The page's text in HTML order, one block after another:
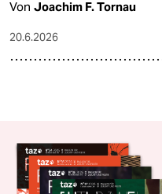
Von Joachim F. Tornau
20.6.2026